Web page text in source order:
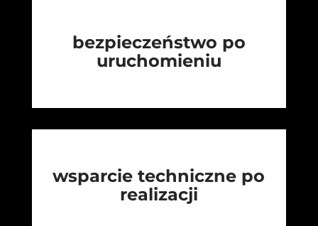
bezpieczeństwo po
uruchomieniu
wsparcie techniczne po
realizacji